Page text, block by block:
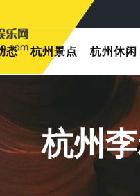
态 杭州景点 杭州休闲
杭州